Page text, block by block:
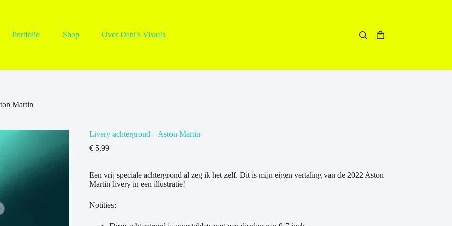
Portfolio Shop Over Dani’s Visuals Winkelwagen
Martin
Livery achtergrond – Aston Martin
€5,99
Een vrij speciale achtergrond al zeg ik het zelf. Dit is mijn eigen vertaling van de 2022 Aston
Martin livery in een illustratie!
Notities: